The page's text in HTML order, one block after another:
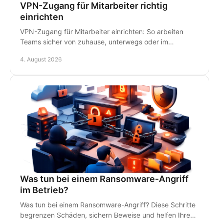
VPN-Zugang für Mitarbeiter richtig
einrichten
VPN-Zugang für Mitarbeiter einrichten: So arbeiten
Teams sicher von zuhause, unterwegs oder im
Support.
4. August 2026
Was tun bei einem Ransomware-Angriff
im Betrieb?
Was tun bei einem Ransomware-Angriff? Diese Schritte
begrenzen Schäden, sichern Beweise und helfen Ihrem